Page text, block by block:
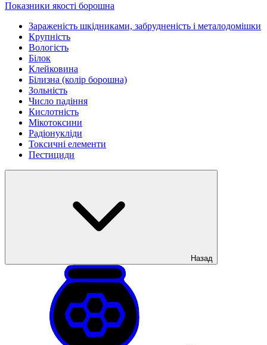
Показники якості борошна
Зараженість шкідниками, забрудненість і металодомішки
Крупність
Вологість
Білок
Клейковина
Білизна (колір борошна)
Зольність
Число падіння
Кислотність
Мікотоксини
Радіонукліди
Токсичні елементи
Пестициди
Назад